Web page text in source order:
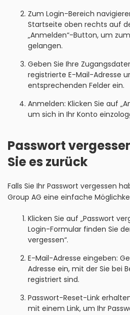
Zum Login-Bereich
Startseite oben rechts auf
„Anmelden“-Button, um
gelangen.
Geben Sie Ihre
registrierte E-Mail-Adresse
entsprechenden Felder ein.
Anmelden: Klicken Sie auf
um sich in Ihr Konto
Passwort
Sie es zurück
Falls Sie Ihr Passwort vergessen
Group AG eine einfache
Klicken Sie auf „Passwort
Login-Formular finden Sie
vergessen“.
E-Mail-Adresse eingeben:
Adresse ein, mit der Sie bei
registriert sind.
Passwort-Reset-Link
mit einem Link, um Ihr